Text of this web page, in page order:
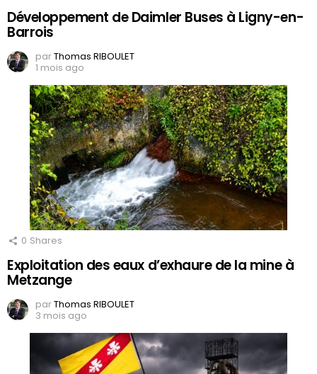
Développement de Daimler Buses à Ligny-en-
Barrois
parThomas RIBOULET
1 mois ago
0 Shares
Exploitation des eaux d’exhaure de la mine à
Metzange
parThomas RIBOULET
3 mois ago